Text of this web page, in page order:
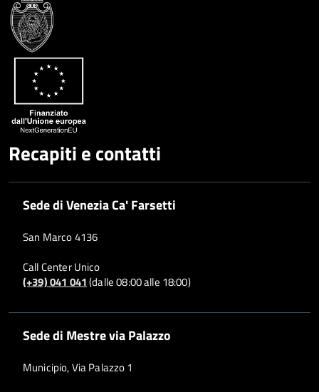
Recapiti e contatti
Sede di Venezia Ca' Farsetti
San Marco 4136
Call Center Unico
(+39) 041 041(dalle 08:00 alle 18:00)
Sede di Mestre via Palazzo
Municipio, Via Palazzo 1